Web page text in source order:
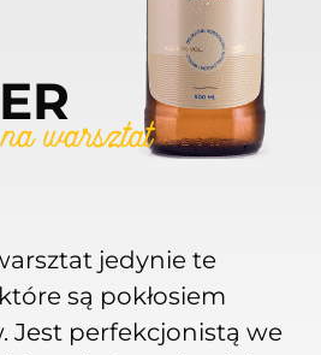
jedynie te
są pokłosiem
Jest perfekcjonistą we